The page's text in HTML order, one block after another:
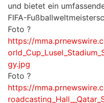
und bietet ein
FIFA-
Foto ?
https://
gy.jpg
Foto ?
https://